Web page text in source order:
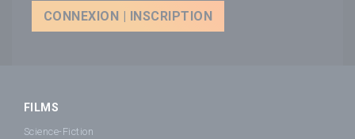
CONNEXION | INSCRIPTION
FILMS
Science-Fiction